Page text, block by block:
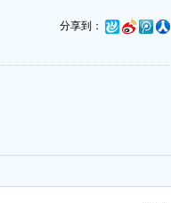
分享到：